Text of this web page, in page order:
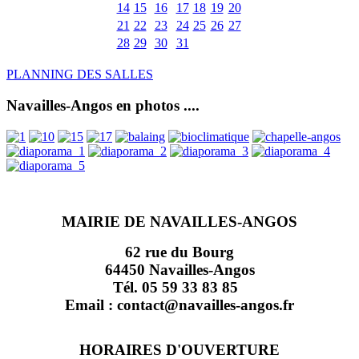
14 15 16 17 18 19 20
21 22 23 24 25 26 27
28 29 30 31
PLANNING DES SALLES
Navailles-Angos en photos ....
MAIRIE DE NAVAILLES-ANGOS
62 rue du Bourg
64450 Navailles-Angos
Tél. 05 59 33 83 85
Email : contact@navailles-angos.fr
HORAIRES D'OUVERTURE